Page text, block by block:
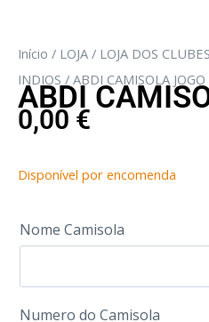
Início / LOJA / LOJA DOS CLUBES
INDIOS / ABDI CAMISOLA JOGO
ABDI
0,00 €
Disponível por encomenda
Nome Camisola
Numero do Camisola